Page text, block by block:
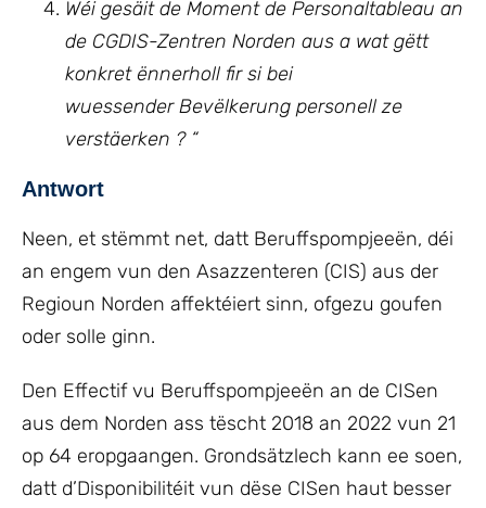
Wéi gesäit de Moment de Personaltableau an
de CGDIS-Zentren Norden aus a wat gëtt
konkret ënnerholl fir si bei
wuessender Bevëlkerung personell ze
verstäerken ? “
Antwort
Neen, et stëmmt net, datt Beruffspompjeeën, déi
an engem vun den Asazzenteren (CIS) aus der
Regioun Norden affektéiert sinn, ofgezu goufen
oder solle ginn.
Den Effectif vu Beruffspompjeeën an de CISen
aus dem Norden ass tëscht 2018 an 2022 vun 21
op 64 eropgaangen. Grondsätzlech kann ee soen,
datt d’Disponibilitéit vun dëse CISen haut besser